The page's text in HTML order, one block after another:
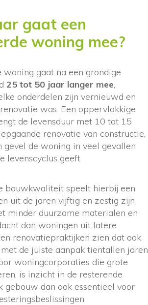
gaat een
woning mee?
woning gaat na een grondige
25 tot 50 jaar langer mee
onderdelen zijn vernieuwd en
was. Een oppervlakkige
de levensduur met 10 tot 15
renovatie van constructie,
gevel de woning in veel gevallen
levenscyclus geeft.
bouwkwaliteit speelt hierbij een
uit de jaren vijftig en zestig zijn
minder duurzame materialen en
dan woningen uit latere
renovatiepraktijken zien dat ook
de juiste aanpak tientallen jaren
woningcorporaties die grote
is inzicht in de resterende
gebouw dan ook essentieel voor